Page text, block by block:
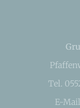
Tel.
E-